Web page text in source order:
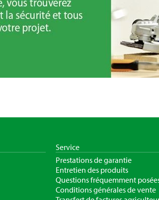
Service
Prestations de garantie
Entretien des produits
Questions fréquemment
Conditions générales de vente